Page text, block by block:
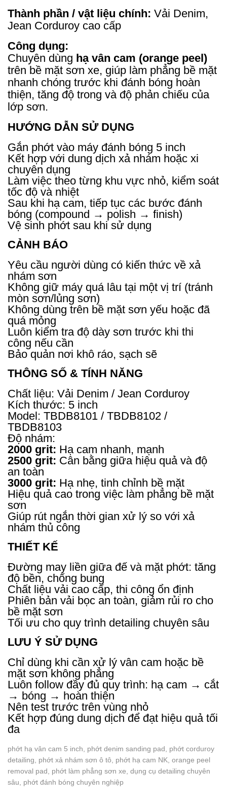
Thành phần / vật liệu chính: Vải Denim,
Jean Corduroy cao cấp
Công dụng:
Chuyên dùng hạ vân cam (orange peel)
trên bề mặt sơn xe, giúp làm phẳng bề mặt
nhanh chóng trước khi đánh bóng hoàn
thiện, tăng độ trong và độ phản chiếu của
lớp sơn.
HƯỚNG DẪN SỬ DỤNG
Gắn phớt vào máy đánh bóng 5 inch
Kết hợp với dung dịch xả nhám hoặc xi
chuyên dụng
Làm việc theo từng khu vực nhỏ, kiểm soát
tốc độ và nhiệt
Sau khi hạ cam, tiếp tục các bước đánh
bóng (compound → polish → finish)
Vệ sinh phớt sau khi sử dụng
CẢNH BÁO
Yêu cầu người dùng có kiến thức về xả
nhám sơn
Không giữ máy quá lâu tại một vị trí (tránh
mòn sơn/lủng sơn)
Không dùng trên bề mặt sơn yếu hoặc đã
quá mỏng
Luôn kiểm tra độ dày sơn trước khi thi
công nếu cần
Bảo quản nơi khô ráo, sạch sẽ
THÔNG SỐ & TÍNH NĂNG
Chất liệu: Vải Denim / Jean Corduroy
Kích thước: 5 inch
Model: TBDB8101 / TBDB8102 /
TBDB8103
Độ nhám:
2000 grit: Hạ cam nhanh, mạnh
2500 grit: Cân bằng giữa hiệu quả và độ
an toàn
3000 grit: Hạ nhẹ, tinh chỉnh bề mặt
Hiệu quả cao trong việc làm phẳng bề mặt
sơn
Giúp rút ngắn thời gian xử lý so với xả
nhám thủ công
THIẾT KẾ
Đường may liền giữa đế và mặt phớt: tăng
độ bền, chống bung
Chất liệu vải cao cấp, thi công ổn định
Phiên bản vải bọc an toàn, giảm rủi ro cho
bề mặt sơn
Tối ưu cho quy trình detailing chuyên sâu
LƯU Ý SỬ DỤNG
Chỉ dùng khi cần xử lý vân cam hoặc bề
mặt sơn không phẳng
Luôn follow đầy đủ quy trình: hạ cam → cắt
→ bóng → hoàn thiện
Nên test trước trên vùng nhỏ
Kết hợp đúng dung dịch để đạt hiệu quả tối
đa
phớt hạ vân cam 5 inch, phớt denim sanding pad, phớt corduroy
detailing, phớt xả nhám sơn ô tô, phớt hạ cam NK, orange peel
removal pad, phớt làm phẳng sơn xe, dụng cụ detailing chuyên
sâu, phớt đánh bóng chuyên nghiệp